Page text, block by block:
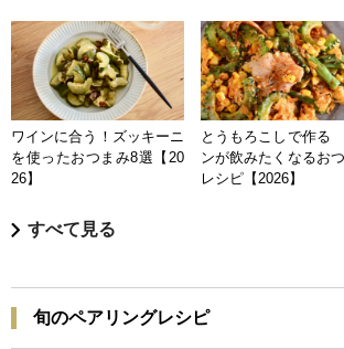
ワインに合う！ズッキーニ
を使ったおつまみ8選【20
26】
とうもろこしで作る
ンが飲みたくなるお
レシピ【2026】
すべて見る
旬のペアリングレシピ